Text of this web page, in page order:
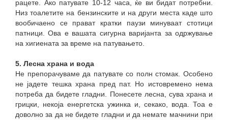
рацете. Ако патувате 10-12 часа, ќе ви бидат потребни.
Низ тоалетите на бензинските и на други места каде што
вообичаено се прават кратки паузи минуваат стотици
патници. Ова е вашата сигурна варијанта за одржување
на хигиената за време на патувањето.
5. Лесна храна и вода
Не препорачуваме да патувате со полн стомак. Особено
не јадете тешка храна пред пат. Но истовремено нема
потреба да бидете гладни. Понесете лесна, сува храна и
грицки, некоја енергетска ужинка и, секако, вода. Тоа е
доволно за да не бидете гладни и да немате мачнини при